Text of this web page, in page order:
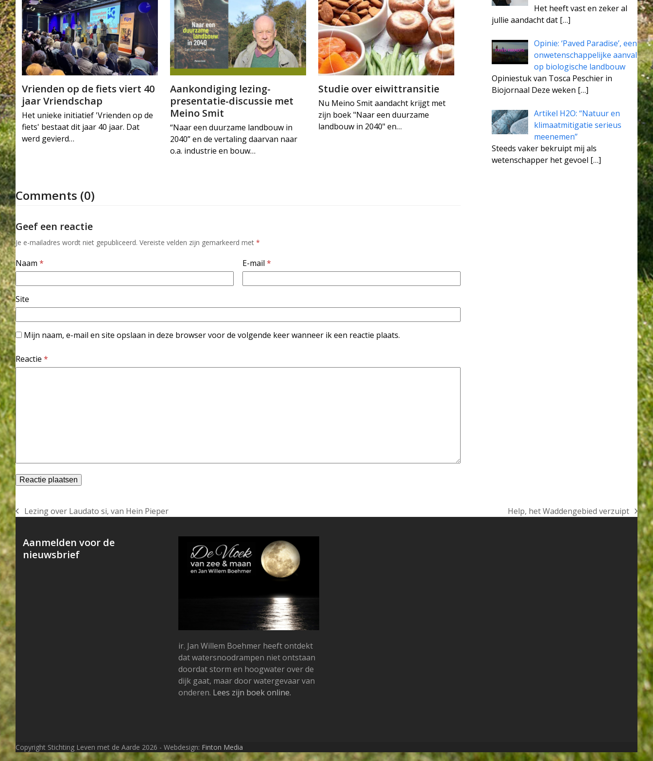
Vrienden op de fiets viert 40
jaar Vriendschap
Het unieke initiatief 'Vrienden op de
fiets' bestaat dit jaar 40 jaar. Dat
werd gevierd…
Aankondiging lezing-
presentatie-discussie met
Meino Smit
“Naar een duurzame landbouw in
2040” en de vertaling daarvan naar
o.a. industrie en bouw…
Studie over eiwittransitie
Nu Meino Smit aandacht krijgt met
zijn boek "Naar een duurzame
landbouw in 2040" en…
Comments (0)
Geef een reactie
Je e-mailadres wordt niet gepubliceerd. Vereiste velden zijn gemarkeerd met *
Naam * E-mail*
Site
Mijn naam, e-mail en site opslaan in deze browser voor de volgende keer wanneer ik een reactie plaats.
Reactie *
Het heeft vast en zeker al
jullie aandacht dat […]
Opinie: ‘Paved Paradise’, een
onwetenschappelijke aanval
op biologische landbouw
Opiniestuk van Tosca Peschier in
Biojornaal Deze weken […]
Artikel H2O: “Natuur en
klimaatmitigatie serieus
meenemen”
Steeds vaker bekruipt mij als
wetenschapper het gevoel […]
previous
post:
Lezing over Laudato si, van Hein Pieper
next
Help, het Waddengebied verzuipt
Aanmelden voor de
nieuwsbrief
ir. Jan Willem Boehmer heeft ontdekt
dat watersnoodrampen niet ontstaan
doordat storm en hoogwater over de
dijk gaat, maar door watergevaar van
onderen. Lees zijn boek online.
Copyright Stichting Leven met de Aarde 2026 - Webdesign: Finton Media